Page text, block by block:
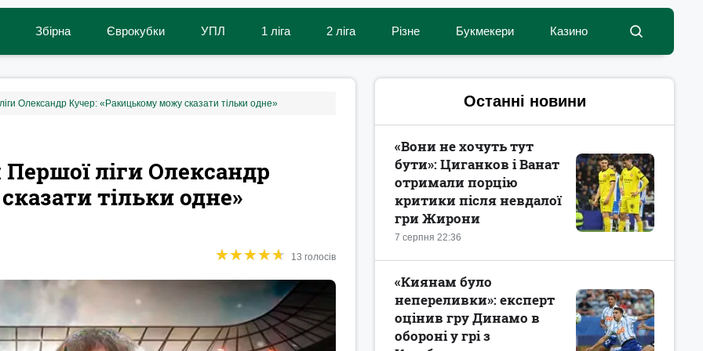
Збірна Єврокубки УПЛ 1 ліга 2 ліга Різне Букмекери Казино
Олександр Кучер: «Ракицькому можу сказати тільки одне»
ліги Олександр
тільки одне»
★★★★★
★★★★★ 13 голосів
Останні новини
7 серпня 22:36
«Вони не хочуть тут
бути»: Циганков і Ванат
отримали порцію
критики після невдалої
гри Жирони
«Киянам було
непереливки»: експерт
оцінив гру Динамо в
обороні у грі з